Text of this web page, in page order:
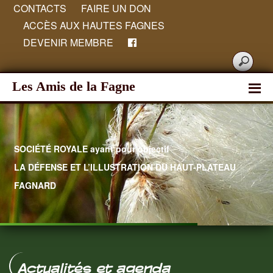
CONTACTS
FAIRE UN DON
ACCÈS AUX HAUTES FAGNES
DEVENIR MEMBRE
Les Amis de la Fagne
SOCIÉTÉ ROYALE ayant pour objectif
LA DÉFENSE ET L’ILLUSTRATION DU HAUT-PLATEAU
FAGNARD
Actualités et agenda